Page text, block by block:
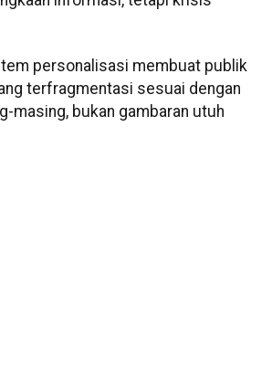
personalisasi membuat publik
terfragmentasi sesuai dengan
masing, bukan gambaran utuh